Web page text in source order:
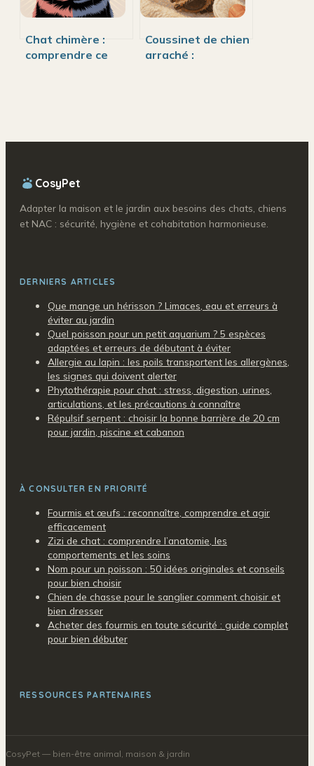
Chat chimère :
comprendre ce
Coussinet de chien
arraché :
CosyPet
Adapter la maison et le jardin aux besoins des chats, chiens
et NAC : sécurité, hygiène et cohabitation harmonieuse.
DERNIERS ARTICLES
Que mange un hérisson ? Limaces, eau et erreurs à
éviter au jardin
Quel poisson pour un petit aquarium ? 5 espèces
adaptées et erreurs de débutant à éviter
Allergie au lapin : les poils transportent les allergènes,
les signes qui doivent alerter
Phytothérapie pour chat : stress, digestion, urines,
articulations, et les précautions à connaître
Répulsif serpent : choisir la bonne barrière de 20 cm
pour jardin, piscine et cabanon
À CONSULTER EN PRIORITÉ
Fourmis et œufs : reconnaître, comprendre et agir
efficacement
Zizi de chat : comprendre l’anatomie, les
comportements et les soins
Nom pour un poisson : 50 idées originales et conseils
pour bien choisir
Chien de chasse pour le sanglier comment choisir et
bien dresser
Acheter des fourmis en toute sécurité : guide complet
pour bien débuter
RESSOURCES PARTENAIRES
CosyPet — bien-être animal, maison & jardin